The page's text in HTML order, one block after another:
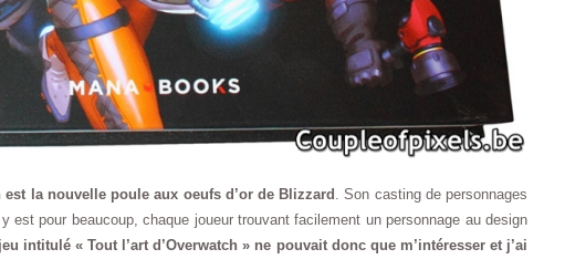
est la nouvelle poule aux oeufs d’or de Blizzard . Son casting de personnages
est pour beaucoup, chaque joueur trouvant facilement un personnage au design
intitulé « Tout l’art d’Overwatch » ne pouvait donc que m’intéresser et j’ai